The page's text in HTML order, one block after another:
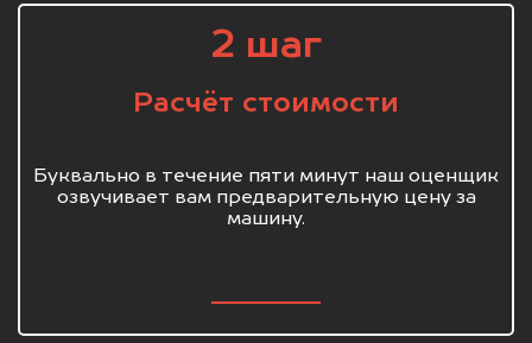
2 шаг
Расчёт стоимости
Буквально в течение пяти минут наш оценщик
озвучивает вам предварительную цену за
машину.